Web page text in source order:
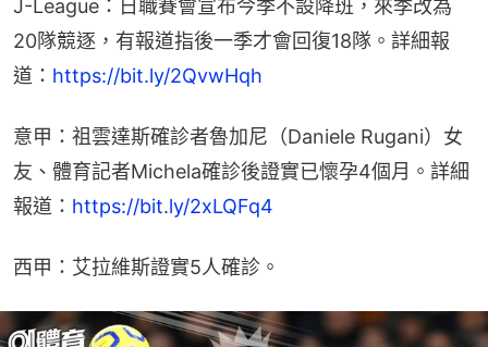
J-League：日職賽會宣布今季不設降班，來季改為
20隊競逐，有報道指後一季才會回復18隊。詳細報
道： https://bit.ly/2QvwHqh
意甲：祖雲達斯確診者魯加尼（Daniele Rugani）女
友、體育記者Michela確診後證實已懷孕4個月。詳細
報道： https://bit.ly/2xLQFq4
西甲：艾拉維斯證實5人確診。